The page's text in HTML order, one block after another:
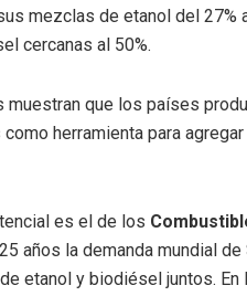
mezclas de etanol del 27%
cercanas al 50%.
que los países
herramienta para
es el de los
años la demanda mundial de
etanol y biodiésel juntos.